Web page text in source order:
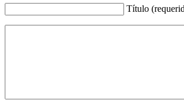
Título